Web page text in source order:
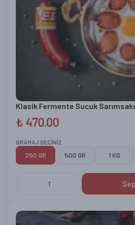
Klasik Fermente Sucuk
₺ 470.00
GRAMAJ SEÇİNİZ
250 GR 500 GR 1 KG
1